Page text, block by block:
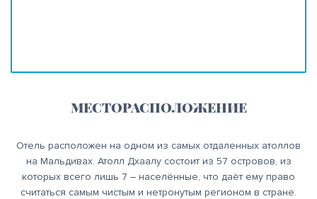
МЕСТОРАСПОЛОЖЕНИЕ
Отель расположен на одном из самых отдаленных атоллов
на Мальдивах. Атолл Дхаалу состоит из 57 островов, из
которых всего лишь 7 – населённые, что даёт ему право
считаться самым чистым и нетронутым регионом в стране.